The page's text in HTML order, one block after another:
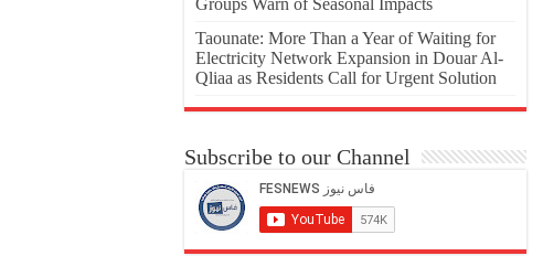
Groups Warn of Seasonal Impacts
Taounate: More Than a Year of Waiting for
Electricity Network Expansion in Douar Al-
Qliaa as Residents Call for Urgent Solution
Subscribe to our Channel